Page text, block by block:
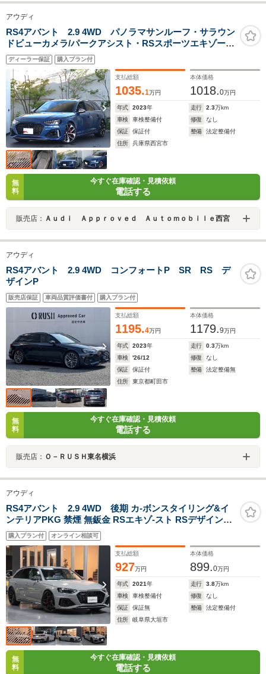
アウディ
RS4アバント 2.9 4WD パノラマサンルーフ・サラウン
ドビューカメラ/パークアシスト・RSスポーツエキゾース
ト・プライバシーガラス・ブレーキキャリパー レッド・
シートヒーター (フロント/リヤ)・スマートフォンワイヤ
レスチャージング
ディーラー保証 購入プラン付
支払総額
1035.1万円
本体価格
1018.0万円
年式 2023年 走行 2.3万km
車検
車検整備付 修復
なし
保証
保証付 整備
法定整備付
住所
兵庫県西宮市
無
料
今すぐ在庫確認・見積依頼
電話する
販売店： Ａｕｄｉ Ａｐｐｒｏｖｅｄ Ａｕｔｏｍｏｂｉｌｅ西宮
アウディ
RS4アバント 2.9 4WD コンフォートP SR RS デ
ザインP
販売店保証 車両品質評価書付 購入プラン付
支払総額
1195.4万円
本体価格
1179.9万円
年式 2023年 走行 0.3万km
車検
'26/12 修復
なし
保証
保証付 整備
法定整備無
住所
東京都町田市
無
料
今すぐ在庫確認・見積依頼
電話する
販売店： Ｏ－ＲＵＳＨ東名横浜
アウディ
RS4アバント 2.9 4WD 後期 カ-ボンスタイリング&イ
ンテリアPKG 禁煙 無鈑金 RSエキゾ-スト RSデザイン
PKG フラットボトムステア 黒Audiリング/20AW/赤キャ
リパ- Bang&Olufsen 黒革シ-トH CarPlayナビ/TV/360カ
メラ ドラレコ 4WD 450ps
購入プラン付 オンライン相談可
支払総額
927万円
本体価格
899.0万円
年式 2021年 走行 3.8万km
車検
車検整備付 修復
なし
保証
保証無 整備
法定整備付
住所
岐阜県大垣市
無
料
今すぐ在庫確認・見積依頼
電話する